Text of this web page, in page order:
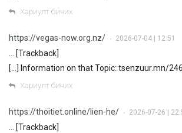
Хариулт бичих
https://vegas-now.org.nz/ • 2026-07-04 | 12:51
… [Trackback]
[…] Information on that Topic: tsenzuur.mn/
Хариулт бичих
https://thoitiet.online/lien-he/ • 2026-07-26 |
… [Trackback]